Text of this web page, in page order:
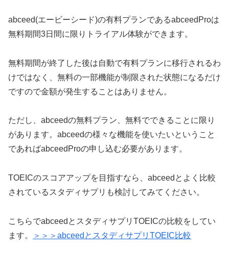
abceed(エービーシード)の有料プランであるabceedProは
無料期間3日間に限りトライアル体験ができます。
無料期間が終了した後は自動で有料プランに移行されるわ
けではなく、無料の一部機能が制限された状態になるだけ
ですので金額が発生することはありません。
ただし、abceedの無料プラン、無料でできることに限り
があります。abceedの様々な機能を使いたいということ
であればabceedProの申し込む必要があります。
TOEICのスコアアップを目指すなら、abceedとよく比較
されているスタディサプリも検討してみてください。
こちらでabceedとスタディサプリTOEICの比較をしてい
ます。
＞＞＞abceedとスタディサプリTOEIC比較